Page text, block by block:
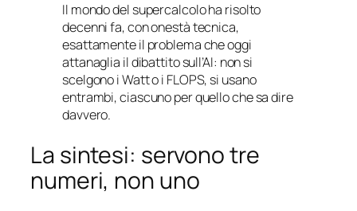
Il mondo del supercalcolo ha risolto
decenni fa, con onestà tecnica,
esattamente il problema che oggi
attanaglia il dibattito sull’AI: non si
scelgono i Watt o i FLOPS, si usano
entrambi, ciascuno per quello che sa dire
davvero.
La sintesi: servono tre
numeri, non uno